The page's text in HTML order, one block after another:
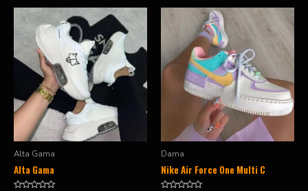
Alta Gama
Alta Gama
Dama
Nike Air Force One Multi C